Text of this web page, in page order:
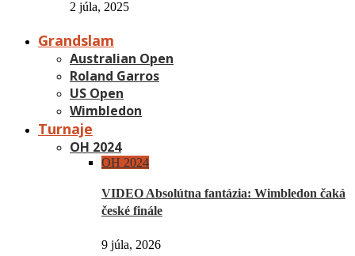
2 júla, 2025
Grandslam
Australian Open
Roland Garros
US Open
Wimbledon
Turnaje
OH 2024
OH 2024
VIDEO Absolútna fantázia: Wimbledon čaká
české finále
9 júla, 2026